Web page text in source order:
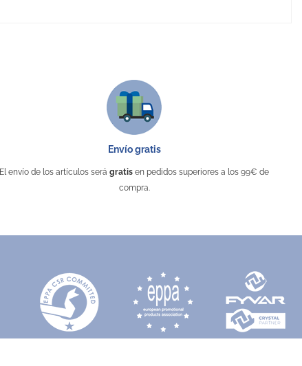
Envío gratis
El envío de los artículos será gratis en pedidos superiores a los 99€ de
compra.